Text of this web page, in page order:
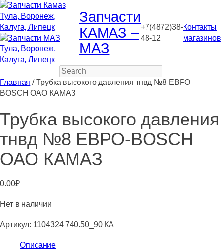
Запчасти
КАМАЗ –
МАЗ
+7(4872)38-
48-12
Контакты
магазинов
Search
Главная / Трубка высокого давления тнвд №8 ЕВРО-
BOSCH ОАО КАМАЗ
Трубка высокого давления
тнвд №8 ЕВРО-BOSCH
ОАО КАМАЗ
0.00₽
Нет в наличии
Артикул: 1104324 740.50_90 КА
Описание